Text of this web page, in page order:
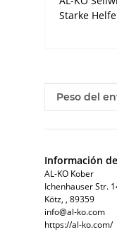
Starke
Peso del
Información
AL-KO Kober
Ichenhauser Str.
Kötz, , 89359
info@al-ko.com
https://al-ko.com/